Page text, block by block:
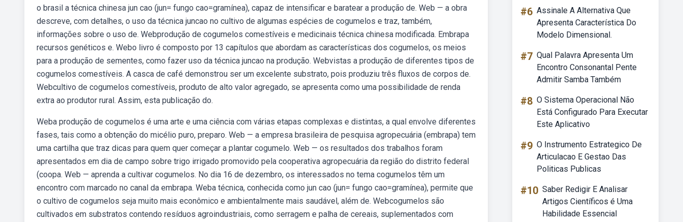
o brasil a técnica chinesa jun cao (jun= fungo cao=gramínea), capaz de intensificar e baratear a produção de. Web — a obra
descreve, com detalhes, o uso da técnica juncao no cultivo de algumas espécies de cogumelos e traz, também,
informações sobre o uso de. Webprodução de cogumelos comestíveis e medicinais técnica chinesa modificada. Embrapa
recursos genéticos e. Webo livro é composto por 13 capítulos que abordam as características dos cogumelos, os meios
para a produção de sementes, como fazer uso da técnica juncao na produção. Webvistas a produção de diferentes tipos de
cogumelos comestíveis. A casca de café demonstrou ser um excelente substrato, pois produziu três fluxos de corpos de.
Webcultivo de cogumelos comestíveis, produto de alto valor agregado, se apresenta como uma possibilidade de renda
extra ao produtor rural. Assim, esta publicação do.
Weba produção de cogumelos é uma arte e uma ciência com várias etapas complexas e distintas, a qual envolve diferentes
fases, tais como a obtenção do micélio puro, preparo. Web — a empresa brasileira de pesquisa agropecuária (embrapa) tem
uma cartilha que traz dicas para quem quer começar a plantar cogumelo. Web — os resultados dos trabalhos foram
apresentados em dia de campo sobre trigo irrigado promovido pela cooperativa agropecuária da região do distrito federal
(coopa. Web — aprenda a cultivar cogumelos. No dia 16 de dezembro, os interessados no tema cogumelos têm um
encontro com marcado no canal da embrapa. Weba técnica, conhecida como jun cao (jun= fungo cao=gramínea), permite que
o cultivo de cogumelos seja muito mais econômico e ambientalmente mais saudável, além de. Webcogumelos são
cultivados em substratos contendo resíduos agroindustriais, como serragem e palha de cereais, suplementados com
#6 Assinale A Alternativa Que
Apresenta Característica Do
Modelo Dimensional.
#7 Qual Palavra Apresenta Um
Encontro Consonantal Pente
Admitir Samba Também
#8 O Sistema Operacional Não
Está Configurado Para Executar
Este Aplicativo
#9 O Instrumento Estrategico De
Articulacao E Gestao Das
Politicas Publicas
#10 Saber Redigir E Analisar
Artigos Científicos é Uma
Habilidade Essencial